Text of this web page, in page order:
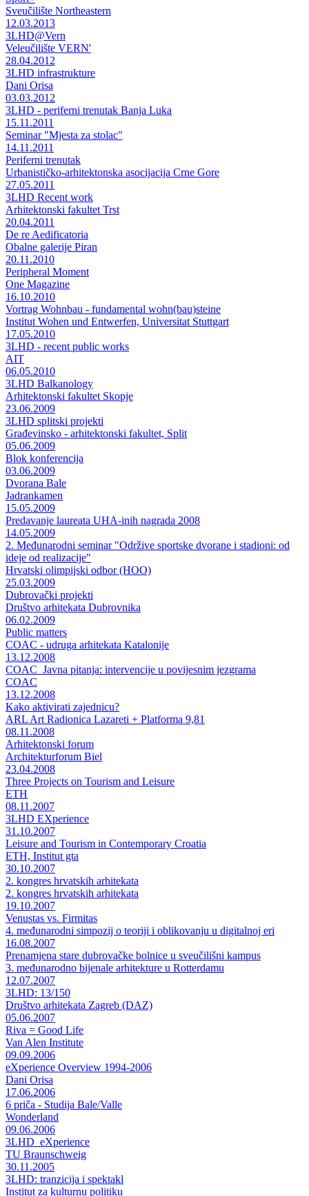
Sveučilište Northeastern
12.03.2013
3LHD@Vern
Veleučilište VERN'
28.04.2012
3LHD infrastrukture
Dani Orisa
03.03.2012
3LHD - periferni trenutak Banja Luka
15.11.2011
Seminar "Mjesta za stolac"
14.11.2011
Periferni trenutak
Urbanističko-arhitektonska asocijacija Crne Gore
27.05.2011
3LHD Recent work
Arhitektonski fakultet Trst
20.04.2011
De re Aedificatoria
Obalne galerije Piran
20.11.2010
Peripheral Moment
One Magazine
16.10.2010
Vortrag Wohnbau - fundamental wohn(bau)steine
Institut Wohen und Entwerfen, Universitat Stuttgart
17.05.2010
3LHD - recent public works
AIT
06.05.2010
3LHD Balkanology
Arhitektonski fakultet Skopje
23.06.2009
3LHD splitski projekti
Građevinsko - arhitektonski fakultet, Split
05.06.2009
Blok konferencija
03.06.2009
Dvorana Bale
Jadrankamen
15.05.2009
Predavanje laureata UHA-inih nagrada 2008
14.05.2009
2. Međunarodni seminar "Održive sportske dvorane i stadioni: od
ideje od realizacije"
Hrvatski olimpijski odbor (HOO)
25.03.2009
Dubrovački projekti
Društvo arhitekata Dubrovnika
06.02.2009
Public matters
COAC - udruga arhitekata Katalonije
13.12.2008
COAC_Javna pitanja: intervencije u povijesnim jezgrama
COAC
13.12.2008
Kako aktivirati zajednicu?
ARL Art Radionica Lazareti + Platforma 9,81
08.11.2008
Arhitektonski forum
Architekturforum Biel
23.04.2008
Three Projects on Tourism and Leisure
ETH
08.11.2007
3LHD EXperience
31.10.2007
Leisure and Tourism in Contemporary Croatia
ETH, Institut gta
30.10.2007
2. kongres hrvatskih arhitekata
2. kongres hrvatskih arhitekata
19.10.2007
Venustas vs. Firmitas
4. međunarodni simpozij o teoriji i oblikovanju u digitalnoj eri
16.08.2007
Prenamjena stare dubrovačke bolnice u sveučilišni kampus
3. međunarodno bijenale arhitekture u Rotterdamu
12.07.2007
3LHD: 13/150
Društvo arhitekata Zagreb (DAZ)
05.06.2007
Riva = Good Life
Van Alen Institute
09.09.2006
eXperience Overview 1994-2006
Dani Orisa
17.06.2006
6 priča - Studija Bale/Valle
Wonderland
09.06.2006
3LHD_eXperience
TU Braunschweig
30.11.2005
3LHD: tranzicija i spektakl
Institut za kulturnu politiku